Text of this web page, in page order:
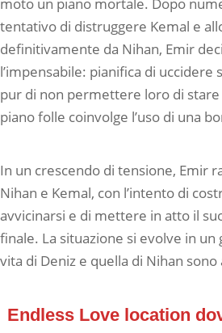
moto un piano mortale. Dopo
tentativo di distruggere Kemal e
definitivamente da Nihan, Emir
l’impensabile: pianifica di uccidere
pur di non permettere loro di
piano folle coinvolge l’uso di una
In un crescendo di tensione, Emir
Nihan e Kemal, con l’intento di
avvicinarsi e di mettere in atto il
finale. La situazione si evolve in un
vita di Deniz e quella di Nihan
Endless Love location